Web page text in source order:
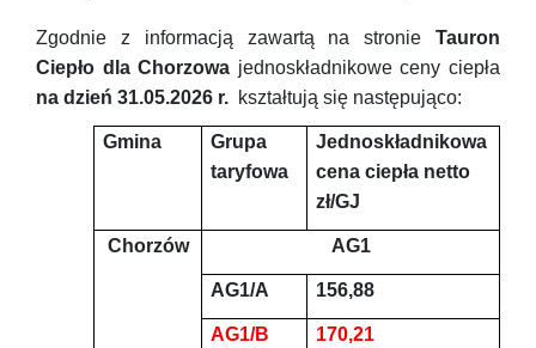
Zgodnie z informacją zawartą na stronie Tauron
Ciepło dla Chorzowa jednoskładnikowe ceny ciepła
na dzień 31.05.2026 r. kształtują się następująco:
Gmina
Grupa
taryfowa
Jednoskładnikowa
cena ciepła netto
zł/GJ
Chorzów AG1
AG1/A 156,88
AG1/B 170,21